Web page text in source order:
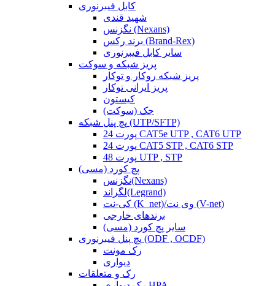
کابل فیبرنوری
شهید قندی
نگزنس (Nexans)
برند رکس (Brand-Rex)
سایر کابل فیبرنوری
پریز شبکه و سوکت
پریز شبکه روکار و توکار
پریز ایرانی توکار
کیستون
جک (سوکت)
پچ پنل شبکه (UTP/SFTP)
24 پورت CAT5e UTP , CAT6 UTP
24 پورت CAT5 STP , CAT6 STP
48 پورت UTP , STP
پچ کورد (مسی)
نگزنس(Nexans)
لگراند(Legrand)
کی-نت (K_net)/وی نت (V-net)
برندهای خارجی
سایر پچ کورد (مسی)
پچ پنل فیبرنوری (ODF , OCDF)
رک مونت
دیواری
رک و متعلقات